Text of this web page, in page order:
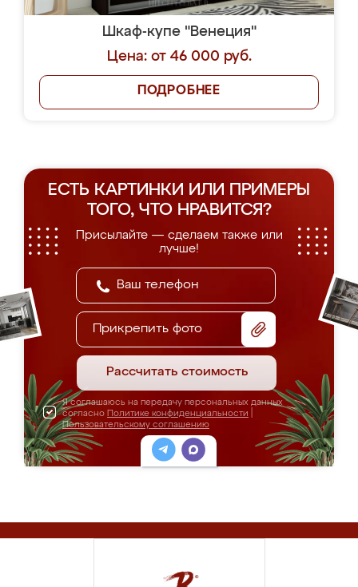
Шкаф-купе "Венеция"
Цена: от 46 000 руб.
ПОДРОБНЕЕ
ЕСТЬ КАРТИНКИ ИЛИ ПРИМЕРЫ
ТОГО, ЧТО НРАВИТСЯ?
Присылайте — сделаем также или
лучше!
Прикрепить фото
Рассчитать стоимость
Я соглашаюсь на передачу персональных данных
согласно Политике конфиденциальности
Пользовательскому соглашению